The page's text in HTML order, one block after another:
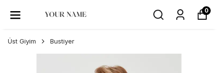
0
Üst Giyim Bustiyer